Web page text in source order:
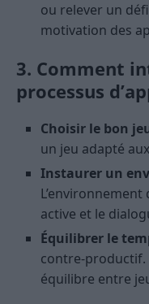
ou relever un
motivation des
3. Comment
processus
Choisir le bon
un jeu adapté
Instaurer un
active et le
Équilibrer le
contre-productif.
équilibre entre